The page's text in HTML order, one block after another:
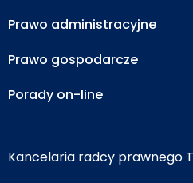
Prawo administracyjne
Prawo gospodarcze
Porady on-line
Kancelaria radcy prawnego